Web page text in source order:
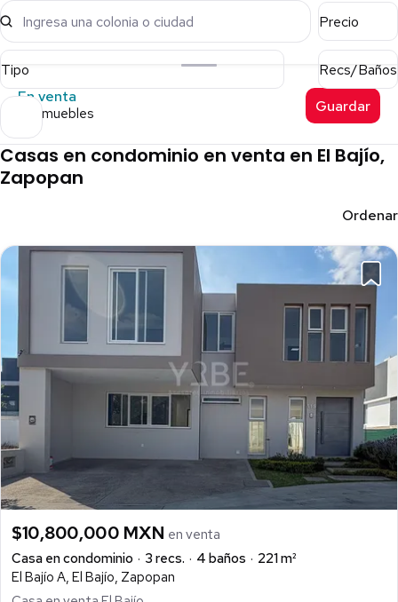
Ingresa una colonia o ciudad Precio
Tipo
Recs/Baños
En venta
15 inmuebles Guardar
Casas en condominio en venta en El Bajío,
Zapopan
Ordenar
$10,800,000 MXN en venta
Casa en condominio
3 recs. 4 baños
221 m²
El Bajío A, El Bajío, Zapopan